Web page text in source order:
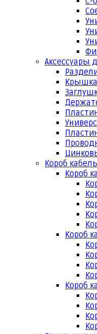
Аксессуары
Крышка
Короб
Короб
Короб
Короб